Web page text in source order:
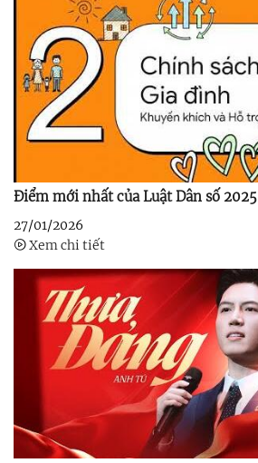
Điểm mới nhất của Luật Dân số 2025
27/01/2026
Xem chi tiết